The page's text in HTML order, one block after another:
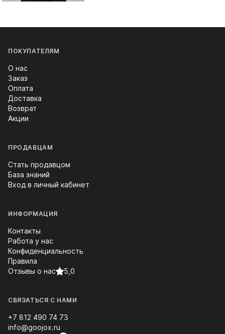
ПОКУПАТЕЛЯМ
О нас
Заказ
Оплата
Доставка
Возврат
Акции
ПРОДАВЦАМ
Стать продавцом
База знаний
Вход в личный кабинет
ИНФОРМАЦИЯ
Контакты
Работа у нас
Конфиденциальность
Правила
Отзывы о нас
5,0
СВЯЗАТЬСЯ С НАМИ
+7 812 490 74 73
info@goojox.ru